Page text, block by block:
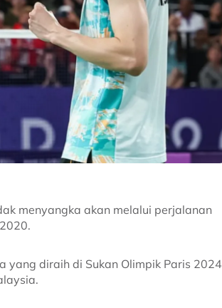
menyangka akan melalui perjalanan
yang diraih di Sukan Olimpik Paris 2024